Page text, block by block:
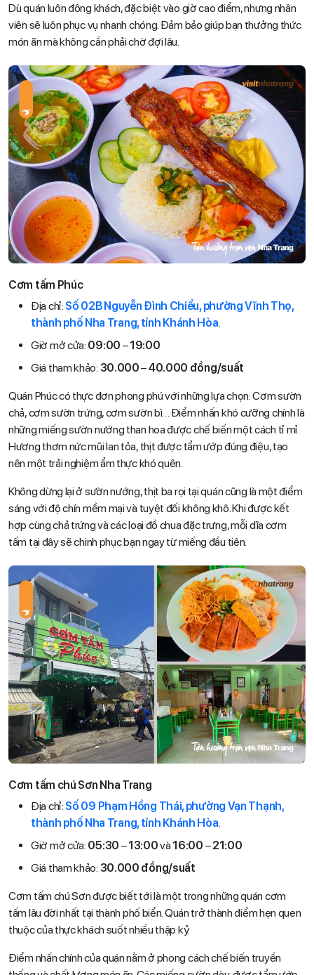
Dù quán luôn đông khách, đặc biệt vào giờ cao điểm, nhưng nhân
viên sẽ luôn phục vụ nhanh chóng. Đảm bảo giúp bạn thưởng thức
món ăn mà không cần phải chờ đợi lâu.
Cơm tấm Phúc
Địa chỉ: Số 02B Nguyễn Đình Chiểu, phường Vĩnh Thọ,
thành phố Nha Trang, tỉnh Khánh Hòa
Giờ mở cửa: 09:00 –19:00
Giá tham khảo: 30.000–40.000 đồng/suất
Quán Phúc có thực đơn phong phú với những lựa chọn: Cơm sườn
chả, cơm sườn trứng, cơm sườn bì… Điểm nhấn khó cưỡng chính là
những miếng sườn nướng than hoa được chế biến một cách tỉ mỉ.
Hương thơm nức mũi lan tỏa, thịt được tẩm ướp đúng điệu, tạo
nên một trải nghiệm ẩm thực khó quên.
Không dừng lại ở sườn nướng, thịt ba rọi tại quán cũng là một điểm
sáng với độ chín mềm mại và tuyệt đối không khô. Khi được kết
hợp cùng chả trứng và các loại đồ chua đặc trưng, mỗi dĩa cơm
tấm tại đây sẽ chinh phục bạn ngay từ miếng đầu tiên.
Cơm tấm chú Sơn Nha Trang
Địa chỉ: Số 09 Phạm Hồng Thái, phường Vạn Thạnh,
thành phố Nha Trang, tỉnh Khánh Hòa.
Giờ mở cửa: 05:30 –13:00và 16:00 –21:00
Giá tham khảo: 30.000 đồng/suất
Cơm tấm chú Sơn được biết tới là một trong những quán cơm
tấm lâu đời nhất tại thành phố biển. Quán trở thành điểm hẹn quen
thuộc của thực khách suốt nhiều thập kỷ.
Điểm nhấn chính của quán nằm ở phong cách chế biến truyền